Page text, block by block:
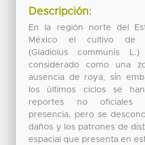
Descripción:
En la región norte del
México el cultivo de
(Gladiolus communis
considerado como una
ausencia de roya, sin
los últimos ciclos se
reportes no oficiales
presencia, pero se
daños y los patrones de
espacial que presenta en